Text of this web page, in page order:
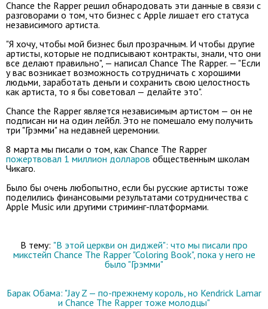
Chance the Rapper решил обнародовать эти данные в связи с
разговорами о том, что бизнес с Apple лишает его статуса
независимого артиста.
"Я хочу, чтобы мой бизнес был прозрачным. И чтобы другие
артисты, которые не подписывают контракты, знали, что они
все делают правильно", — написал Chance The Rapper. — "Если
у вас возникает возможность сотрудничать с хорошими
людьми, заработать деньги и сохранить свою целостность
как артиста, то я бы советовал — делайте это".
Chance the Rapper является независимым артистом — он не
подписан ни на один лейбл. Это не помешало ему получить
три "Грэмми" на недавней церемонии.
8 марта мы писали о том, как Chance The Rapper
пожертвовал 1 миллион долларов общественным школам
Чикаго.
Было бы очень любопытно, если бы русские артисты тоже
поделились финансовыми результатами сотрудничества с
Apple Music или другими стриминг-платформами.
В тему: "В этой церкви он диджей": что мы писали про
микстейп Chance The Rapper "Coloring Book", пока у него не
было "Грэмми"
Барак Обама: "Jay Z — по-прежнему король, но Kendrick Lamar
и Chance The Rapper тоже молодцы"